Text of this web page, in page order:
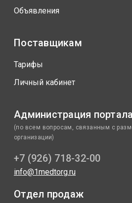
Объявления
Поставщикам
Тарифы
Личный кабинет
Администрация портала
(по всем вопросам, связанным с
организации)
+7 (926) 718-32-00
info@1medtorg.ru
Отдел продаж